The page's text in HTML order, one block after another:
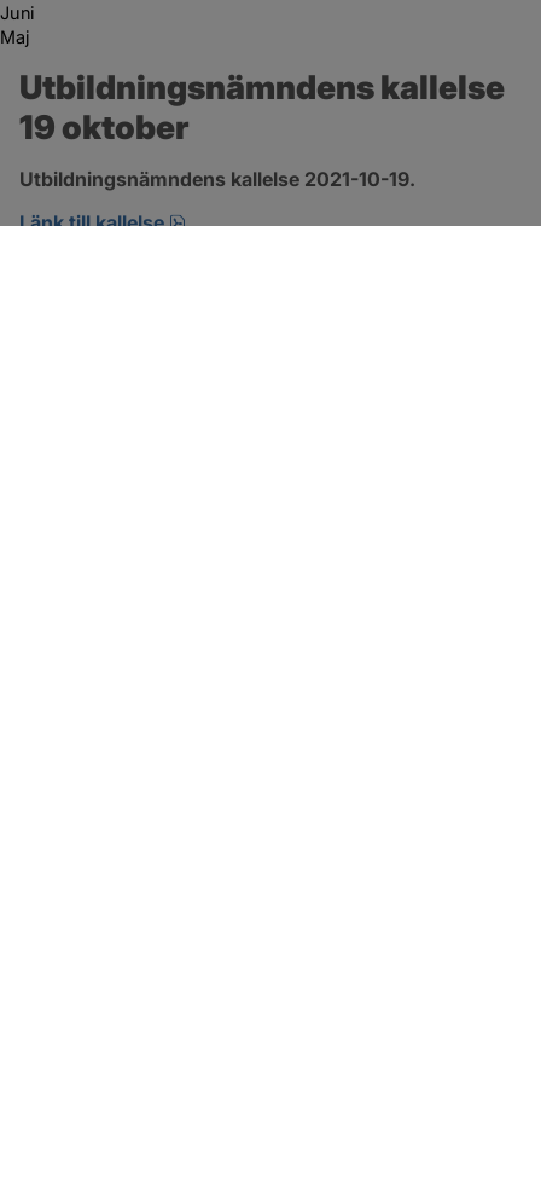
Juni
Maj
Utbildningsnämndens kallelse
19 oktober
Utbildningsnämndens kallelse 2021-10-19.
Länk till kallelse
pdf, 221.7 kB, öppnas i nytt fönster.